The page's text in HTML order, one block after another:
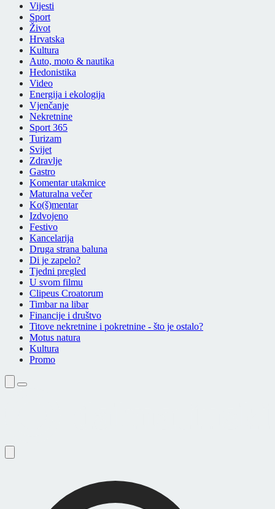
Vijesti
Sport
Život
Hrvatska
Kultura
Auto, moto & nautika
Hedonistika
Video
Energija i ekologija
Vjenčanje
Nekretnine
Sport 365
Turizam
Svijet
Zdravlje
Gastro
Komentar utakmice
Maturalna večer
Ko(š)mentar
Izdvojeno
Festivo
Kancelarija
Druga strana baluna
Di je zapelo?
Tjedni pregled
U svom filmu
Clipeus Croatorum
Timbar na libar
Financije i društvo
Titove nekretnine i pokretnine - što je ostalo?
Motus natura
Kultura
Promo